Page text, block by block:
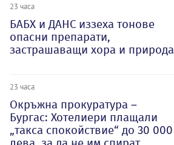
23 часа
БАБХ и ДАНС иззеха тонове
опасни препарати,
застрашаващи хора и природа
23 часа
Окръжна прокуратура –
Бургас: Хотелиери плащали
„такса спокойствие“ до 30 000